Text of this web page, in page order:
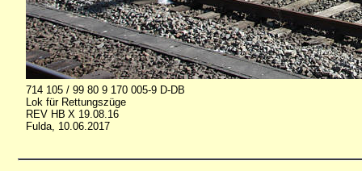
714 105 / 99 80 9 170 005-9 D-DB
Lok für Rettungszüge
REV HB X 19.08.16
Fulda, 10.06.2017